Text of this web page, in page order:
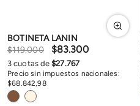
BOTINETA LANIN
$119.000 $83.300
Precio sin impuestos nacionales:
$68 842,98
3 cuotas de$27.767